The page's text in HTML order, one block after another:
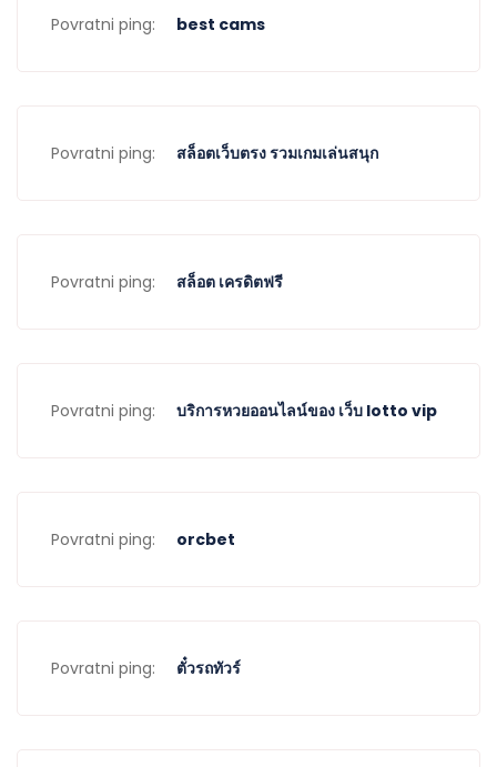
Povratni ping: best cams
Povratni ping: สล็อตเว็บตรง รวมเกมเล่นสนุก
Povratni ping: สล็อต เครดิตฟรี
Povratni ping: บริการหวยออนไลน์ของ เว็บ lotto vip
Povratni ping: orcbet
Povratni ping: ตั๋วรถทัวร์